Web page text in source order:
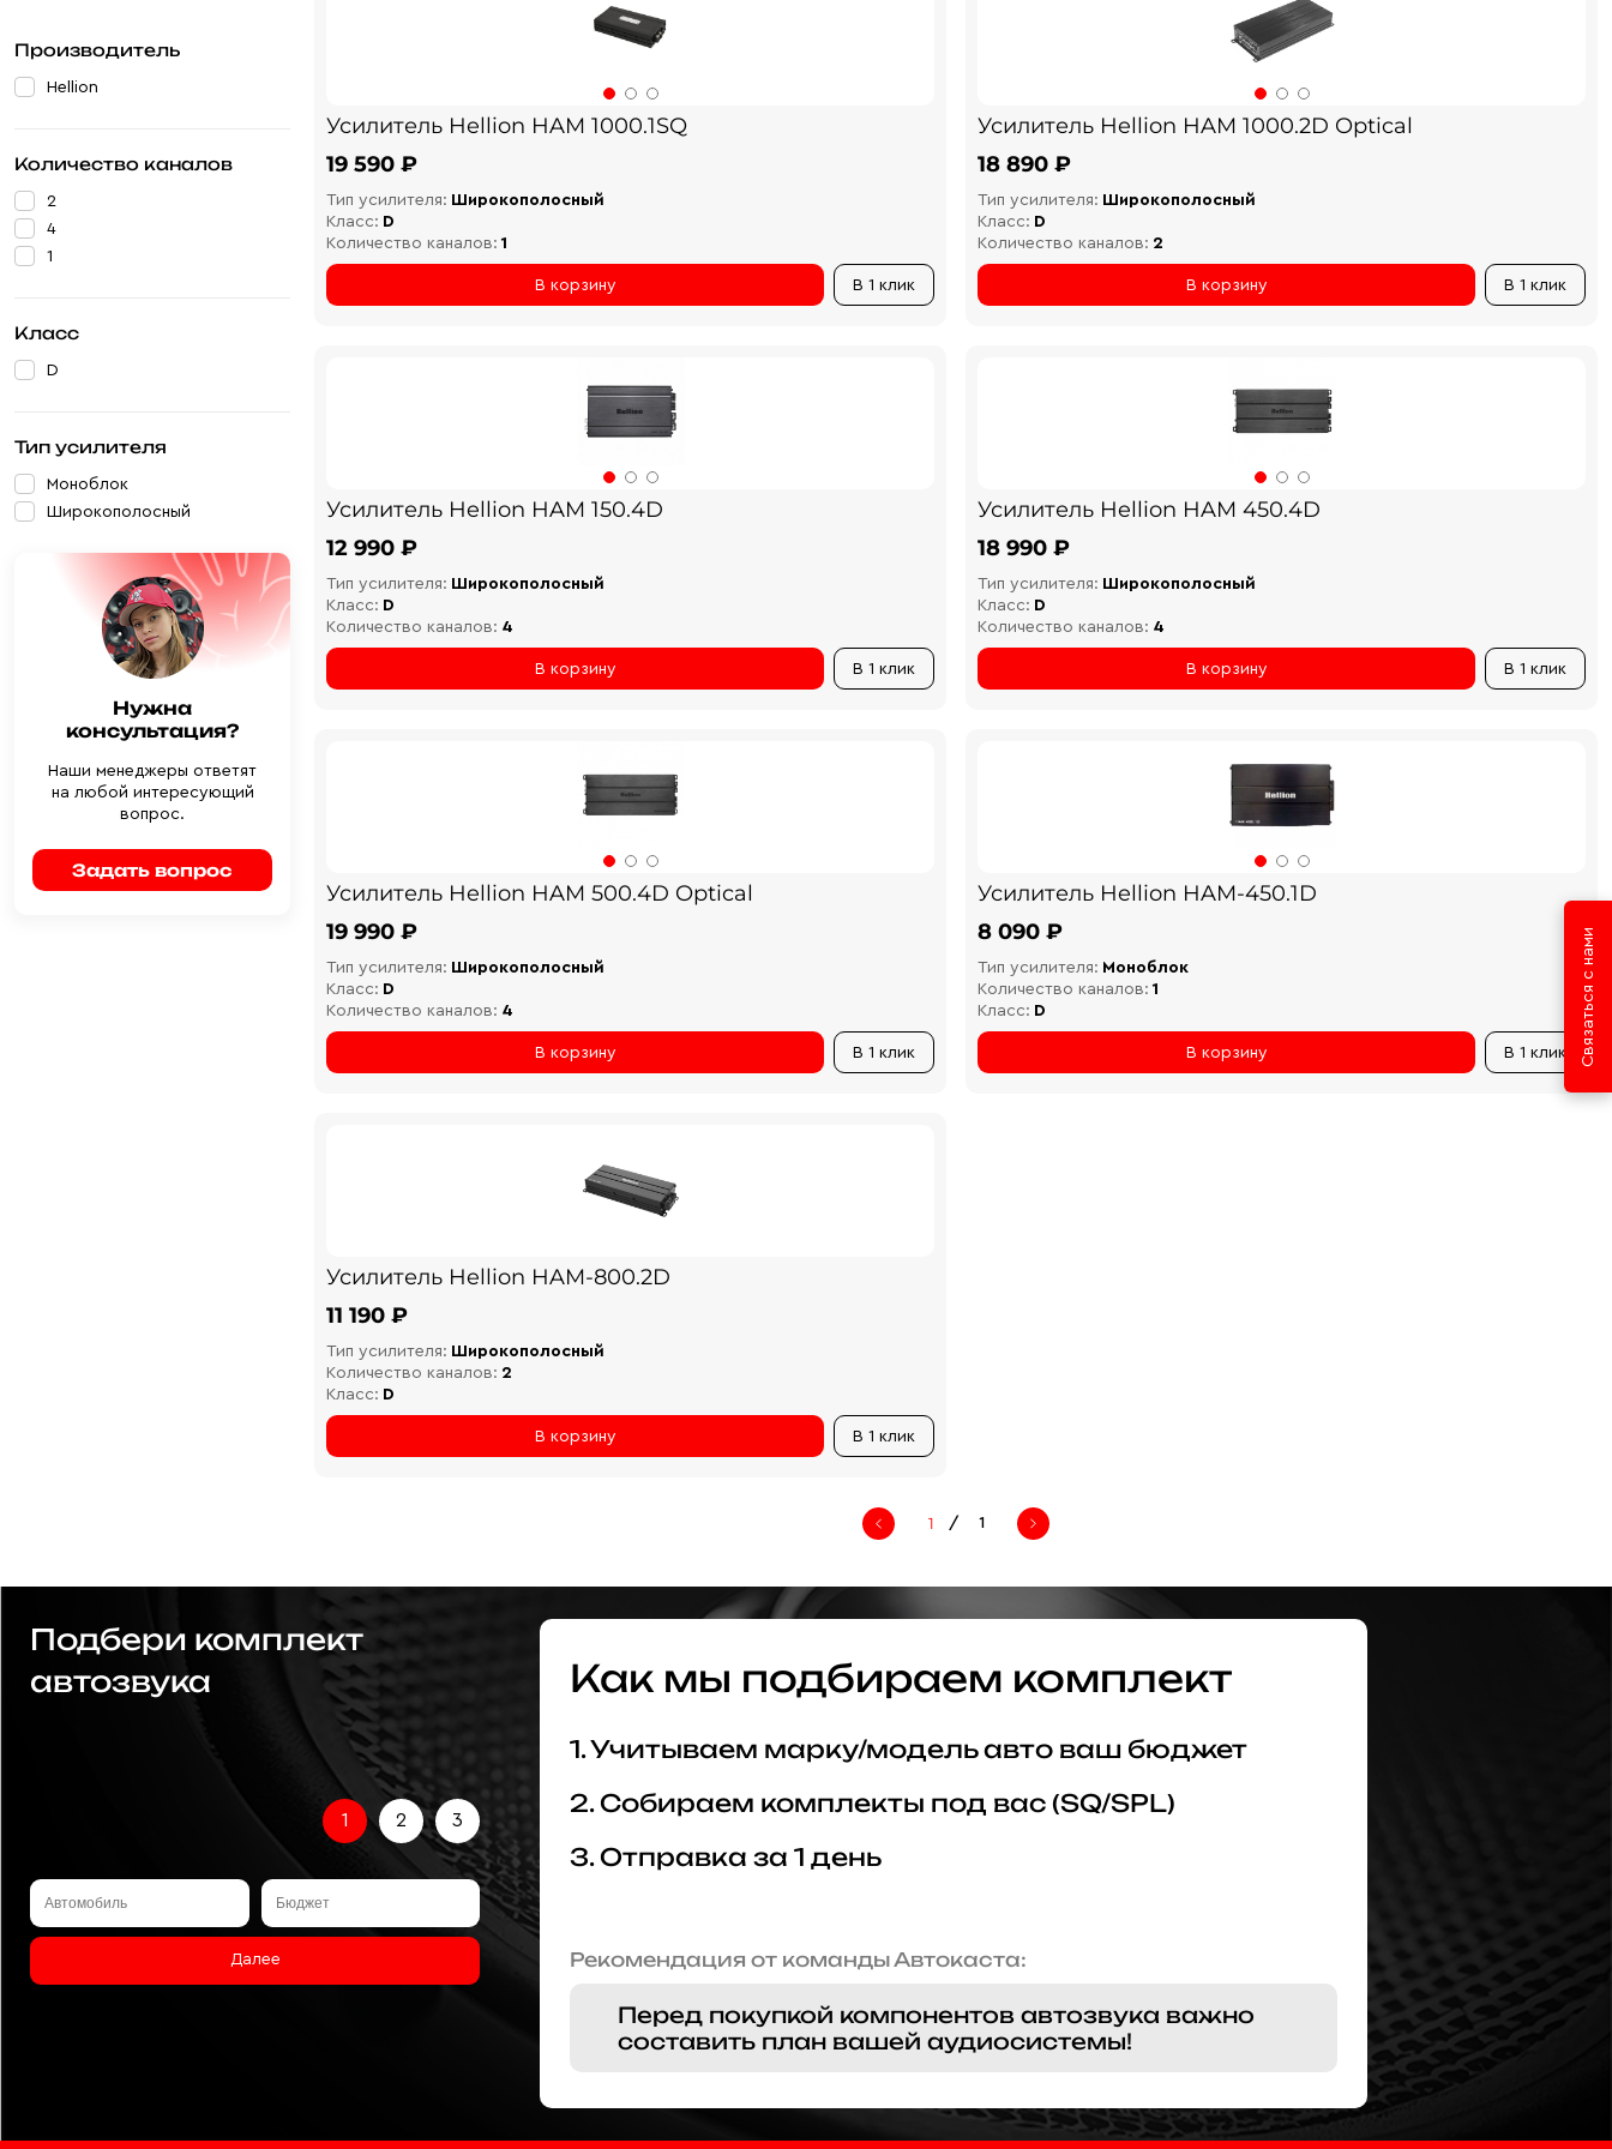
Производитель
Hellion
Количество каналов
2
4
1
Класс
D
Тип усилителя
Моноблок
Широкополосный
Нужна
консультация?
Наши менеджеры ответят
на любой интересующий
вопрос.
Задать вопрос
Усилитель Hellion HAM 1000.1SQ
19 590 ₽
Тип усилителя: Широкополосный
Класс: D
Количество каналов: 1
В 1 клик
В корзину
Усилитель Hellion HAM 1000.2D Optical
18 890 ₽
Тип усилителя: Широкополосный
Класс: D
Количество каналов: 2
В 1 клик
В корзину
Усилитель Hellion HAM 150.4D
12 990 ₽
Тип усилителя: Широкополосный
Класс: D
Количество каналов: 4
В 1 клик
В корзину
Усилитель Hellion HAM 450.4D
18 990 ₽
Тип усилителя: Широкополосный
Класс: D
Количество каналов: 4
В 1 клик
В корзину
Усилитель Hellion HAM 500.4D Optical
19 990 ₽
Тип усилителя: Широкополосный
Класс: D
Количество каналов: 4
В 1 клик
В корзину
Усилитель Hellion HAM-450.1D
8 090 ₽
Тип усилителя: Моноблок
Количество каналов: 1
Класс: D
В 1 клик
В корзину
Усилитель Hellion HAM-800.2D
11 190 ₽
Тип усилителя: Широкополосный
Количество каналов: 2
Класс: D
В 1 клик
В корзину
/ 1
Подбери комплект
автозвука
1 2 3
Далее
Как мы подбираем комплект
1. Учитываем марку/модель авто ваш бюджет
2. Собираем комплекты под вас (SQ/SPL)
3. Отправка за 1 день
Рекомендация от команды Автокаста:
Перед покупкой компонентов автозвука важно
составить план вашей аудиосистемы!
Связаться с нами